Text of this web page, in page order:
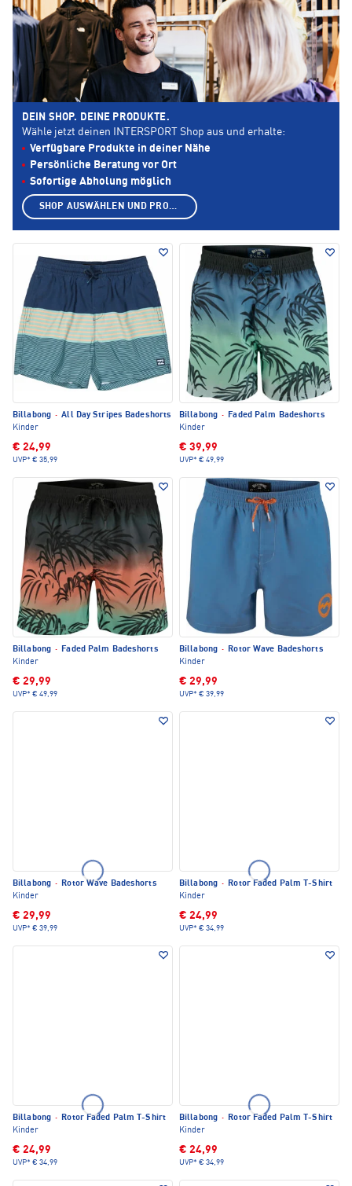
Billabong · All Day Stripes Badeshorts
Kinder
€ 24,99
UVP* € 35,99
Billabong · Faded Palm Badeshorts
Kinder
€ 39,99
UVP* € 49,99
Billabong · Faded Palm Badeshorts
Kinder
€ 29,99
UVP* € 49,99
Billabong · Rotor Wave Badeshorts
Kinder
€ 29,99
UVP* € 39,99
Billabong · Rotor Wave Badeshorts
Kinder
€ 29,99
UVP* € 39,99
Billabong · Rotor Faded Palm T-Shirt
Kinder
€ 24,99
UVP* € 34,99
Billabong · Rotor Faded Palm T-Shirt
Kinder
€ 24,99
UVP* € 34,99
Billabong · Rotor Faded Palm T-Shirt
Kinder
€ 24,99
UVP* € 34,99
DEIN SHOP. DEINE PRODUKTE.
Wähle jetzt deinen INTERSPORT Shop aus und erhalte:
Verfügbare Produkte in deiner Nähe
Persönliche Beratung vor Ort
Sofortige Abholung möglich
SHOP AUSWÄHLEN UND PRODUKTE ANZEIGEN